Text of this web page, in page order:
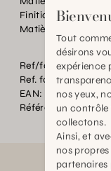
Finition:
Matière:
Ref/fourn. Couleur:
Ref. fournisseur:
EAN:
Référence:
Tout
désirons
expérience
nos yeux,
un contrôle
collectons.
Ainsi, et
nos